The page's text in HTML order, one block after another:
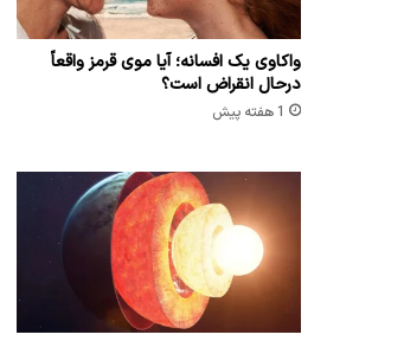
واکاوی یک افسانه؛ آیا موی قرمز واقعاً
درحال انقراض است؟
1 هفته پیش